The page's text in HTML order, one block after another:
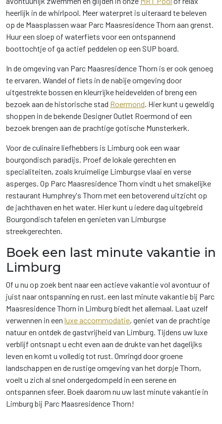
heerlijk in de whirlpool. Meer waterpret is uiteraard te beleven
op de Maasplassen waar Parc Maasresidence Thorn aan grenst.
Huur een sloep of waterfiets voor een ontspannend
boottochtje of ga actief peddelen op een SUP board.
In de omgeving van Parc Maasresidence Thorn is er ook genoeg
te ervaren. Wandel of fiets in de nabije omgeving door
uitgestrekte bossen en kleurrijke heidevelden of breng een
bezoek aan de historische stad Roermond. Hier kunt u geweldig
shoppen in de bekende Designer Outlet Roermond of een
bezoek brengen aan de prachtige gotische Munsterkerk.
Voor de culinaire liefhebbers is Limburg ook een waar
bourgondisch paradijs. Proef de lokale gerechten en
specialiteiten, zoals kruimelige Limburgse vlaai en verse
asperges. Op Parc Maasresidence Thorn vindt u het smakelijke
restaurant Humphrey's Thorn met een betoverend uitzicht op
de jachthaven en het water. Hier kunt u iedere dag uitgebreid
Bourgondisch tafelen en genieten van Limburgse
streekgerechten.
Boek een last minute vakantie in
Limburg
Of u nu op zoek bent naar een actieve vakantie vol avontuur of
juist naar ontspanning en rust, een last minute vakantie bij Parc
Maasresidence Thorn in Limburg biedt het allemaal. Laat uzelf
verwennen in een luxe accommodatie, geniet van de prachtige
natuur en ontdek de gastvrijheid van Limburg. Tijdens uw luxe
verblijf ontsnapt u echt even aan de drukte van het dagelijks
leven en komt u volledig tot rust. Omringd door groene
landschappen en de rustige omgeving van het dorpje Thorn,
voelt u zich al snel ondergedompeld in een serene en
ontspannen sfeer. Boek daarom nu uw last minute vakantie in
Limburg bij Parc Maasresidence Thorn!